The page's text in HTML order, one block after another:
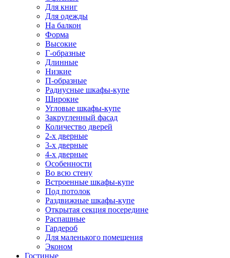
Для книг
Для одежды
На балкон
Форма
Высокие
Г-образные
Длинные
Низкие
П-образные
Радиусные шкафы-купе
Широкие
Угловые шкафы-купе
Закругленный фасад
Количество дверей
2-х дверные
3-х дверные
4-х дверные
Особенности
Во всю стену
Встроенные шкафы-купе
Под потолок
Раздвижные шкафы-купе
Открытая секция посередине
Распашные
Гардероб
Для маленького помещения
Эконом
Гостиные